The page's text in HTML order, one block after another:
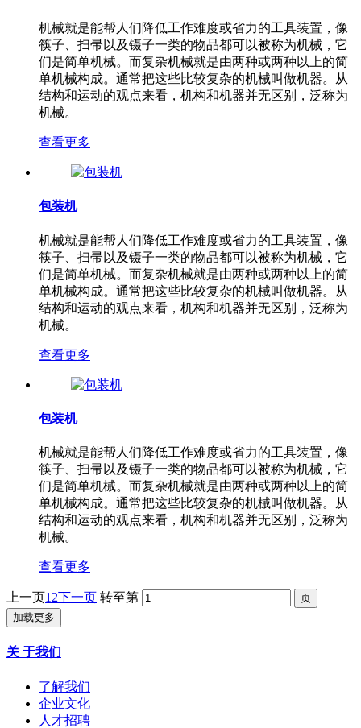
机械就是能帮人们降低工作难度或省力的工具装置，像
筷子、扫帚以及镊子一类的物品都可以被称为机械，它
们是简单机械。而复杂机械就是由两种或两种以上的简
单机械构成。通常把这些比较复杂的机械叫做机器。从
结构和运动的观点来看，机构和机器并无区别，泛称为
机械。
查看更多
包装机
机械就是能帮人们降低工作难度或省力的工具装置，像
筷子、扫帚以及镊子一类的物品都可以被称为机械，它
们是简单机械。而复杂机械就是由两种或两种以上的简
单机械构成。通常把这些比较复杂的机械叫做机器。从
结构和运动的观点来看，机构和机器并无区别，泛称为
机械。
查看更多
包装机
机械就是能帮人们降低工作难度或省力的工具装置，像
筷子、扫帚以及镊子一类的物品都可以被称为机械，它
们是简单机械。而复杂机械就是由两种或两种以上的简
单机械构成。通常把这些比较复杂的机械叫做机器。从
结构和运动的观点来看，机构和机器并无区别，泛称为
机械。
查看更多
上一页1 2下一页 转至第
加载更多
关 于我们
了解我们
企业文化
人才招聘